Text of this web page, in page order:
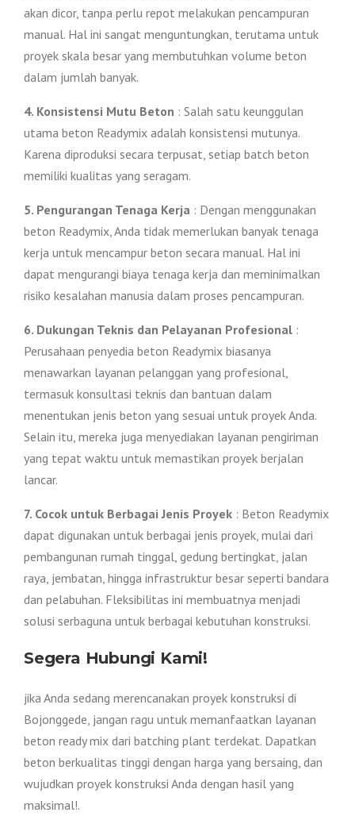
akan dicor, tanpa perlu repot melakukan pencampuran
manual. Hal ini sangat menguntungkan, terutama untuk
proyek skala besar yang membutuhkan volume beton
dalam jumlah banyak.
4. Konsistensi Mutu Beton : Salah satu keunggulan
utama beton Readymix adalah konsistensi mutunya.
Karena diproduksi secara terpusat, setiap batch beton
memiliki kualitas yang seragam.
5. Pengurangan Tenaga Kerja : Dengan menggunakan
beton Readymix, Anda tidak memerlukan banyak tenaga
kerja untuk mencampur beton secara manual. Hal ini
dapat mengurangi biaya tenaga kerja dan meminimalkan
risiko kesalahan manusia dalam proses pencampuran.
6. Dukungan Teknis dan Pelayanan Profesional :
Perusahaan penyedia beton Readymix biasanya
menawarkan layanan pelanggan yang profesional,
termasuk konsultasi teknis dan bantuan dalam
menentukan jenis beton yang sesuai untuk proyek Anda.
Selain itu, mereka juga menyediakan layanan pengiriman
yang tepat waktu untuk memastikan proyek berjalan
lancar.
7. Cocok untuk Berbagai Jenis Proyek : Beton Readymix
dapat digunakan untuk berbagai jenis proyek, mulai dari
pembangunan rumah tinggal, gedung bertingkat, jalan
raya, jembatan, hingga infrastruktur besar seperti bandara
dan pelabuhan. Fleksibilitas ini membuatnya menjadi
solusi serbaguna untuk berbagai kebutuhan konstruksi.
Segera Hubungi Kami!
jika Anda sedang merencanakan proyek konstruksi di
Bojonggede, jangan ragu untuk memanfaatkan layanan
beton ready mix dari batching plant terdekat. Dapatkan
beton berkualitas tinggi dengan harga yang bersaing, dan
wujudkan proyek konstruksi Anda dengan hasil yang
maksimal!.